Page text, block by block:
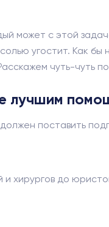
может с этой
угостит. Как бы
чуть-чуть
лучшим
поставить
хирургов до